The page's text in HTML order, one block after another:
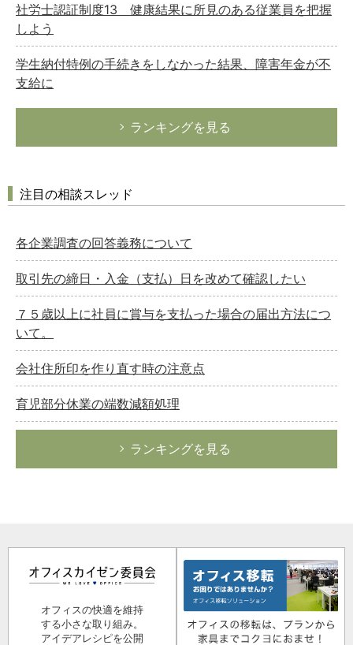
社労士認証制度13 健康結果に所見のある従業員を把握
しよう
学生納付特例の手続きをしなかった結果、障害年金が不
支給に
ランキングを見る
注目の相談スレッド
各企業調査の回答義務について
取引先の締日・入金（支払）日を改めて確認したい
７５歳以上に社員に賞与を支払った場合の届出方法につ
いて。
会社住所印を作り直す時の注意点
育児部分休業の端数減額処理
ランキングを見る
オフィスの快適を維持
する小さな取り組み。
アイデアレシピを公開